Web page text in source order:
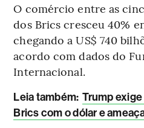
O comércio entre as
dos Brics cresceu 40%
chegando a US$ 740
acordo com dados do
Internacional.
Leia também: Trump
Brics com o dólar e